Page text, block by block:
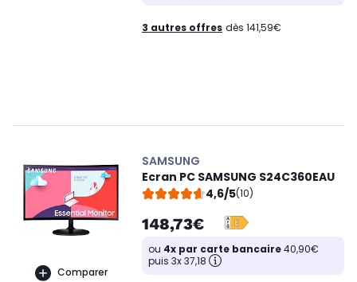
3 autres offres dès 141,59€
Comparer
SAMSUNG
Ecran PC SAMSUNG S24C360EAU
4,6/5(10)
148,73€
ou 4x par carte bancaire40,90€
puis 3x 37,18